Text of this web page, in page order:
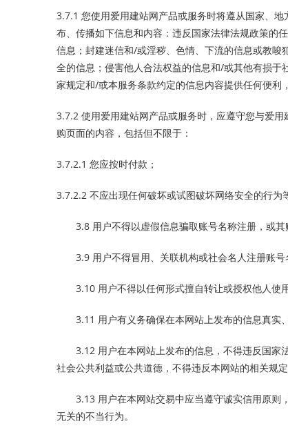
3.7.1 您使用爱用建站网产品或服务时将遵从国家、
布、传播如下信息和内容：违反国家法律法规政策的
信息；封建迷信和/或淫秽、色情、下流的信息或教
全的信息；侵害他人合法权益的信息和/或其他有损
家规定和/或本服务条款约定的信息内容提供任何便利
3.7.2 使用爱用建站网产品或服务时，应遵守您与爱
购页面的内容，包括但不限于：
3.7.2.1 您应按时付款；
3.7.2.2 不应出现任何破坏或试图破坏网络安全的行为
3.8 用户不得以虚假信息骗取账号名称注册，或
3.9 用户不得冒用、关联机构或社会名人注册账号
3.10 用户不得以任何形式擅自转让或授权他人使
3.11 用户有义务确保在本网站上发布的信息真实
3.12 用户在本网站上发布的信息，不得违反国家
社会公共利益或公共道德，不得违反本网站的相关规定
3.13 用户在本网站交易中应当遵守诚实信用原则
无关的不当行为。